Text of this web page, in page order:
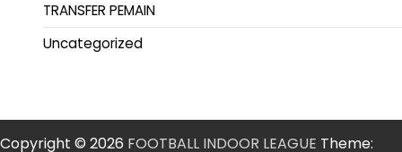
TRANSFER PEMAIN
Uncategorized
Copyright © 2026 FOOTBALL INDOOR LEAGUE Theme: